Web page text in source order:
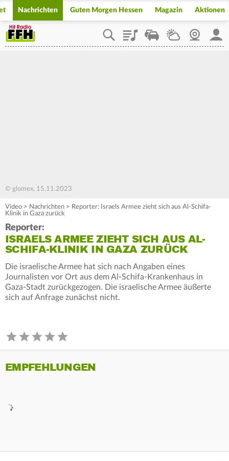
Nachrichten Guten Morgen Hessen Magazin Aktionen
PlaylistStaupilotWetterWebcam
© glomex, 15.11.2023
Video > Nachrichten > Reporter: Israels Armee zieht sich aus Al-Schifa-
Klinik in Gaza zurück
Reporter:
ISRAELS ARMEE ZIEHT SICH AUS AL-
SCHIFA-KLINIK IN GAZA ZURÜCK
Die israelische Armee hat sich nach Angaben eines
Journalisten vor Ort aus dem Al-Schifa-Krankenhaus in
Gaza-Stadt zurückgezogen. Die israelische Armee äußerte
sich auf Anfrage zunächst nicht.
EMPFEHLUNGEN